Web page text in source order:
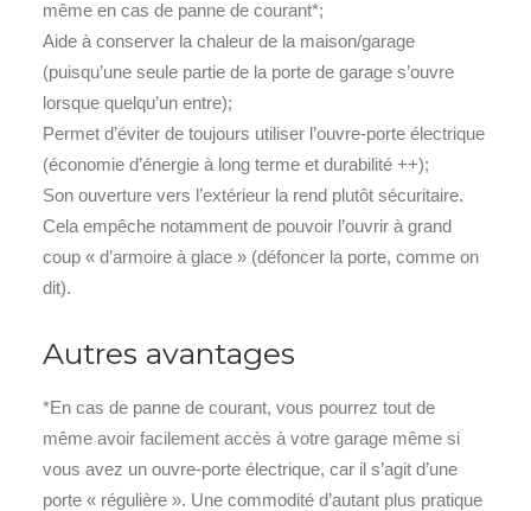
même en cas de panne de courant*;
Aide à conserver la chaleur de la maison/garage
(puisqu’une seule partie de la porte de garage s’ouvre
lorsque quelqu’un entre);
Permet d’éviter de toujours utiliser l’ouvre-porte électrique
(économie d’énergie à long terme et durabilité ++);
Son ouverture vers l’extérieur la rend plutôt sécuritaire.
Cela empêche notamment de pouvoir l’ouvrir à grand
coup « d’armoire à glace » (défoncer la porte, comme on
dit).
Autres avantages
*En cas de panne de courant, vous pourrez tout de
même avoir facilement accès à votre garage même si
vous avez un ouvre-porte électrique, car il s’agit d’une
porte « régulière ». Une commodité d’autant plus pratique